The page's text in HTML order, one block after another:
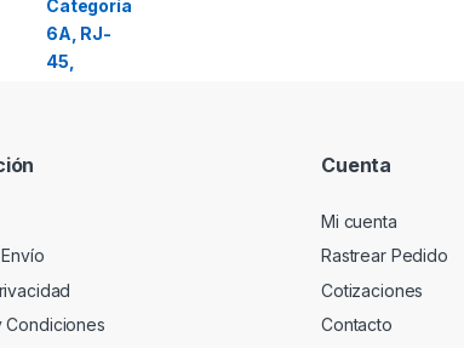
Condiciones
Cuenta
Mi cuenta
Rastrear Pedido
Cotizaciones
Contacto